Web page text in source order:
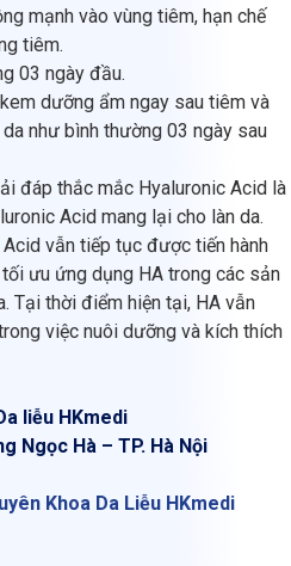
mạnh vào vùng tiêm, hạn chế
tiêm.
03 ngày đầu.
dưỡng ẩm ngay sau tiêm và
như bình thường 03 ngày sau
đáp thắc mắc Hyaluronic Acid là
Acid mang lại cho làn da.
vẫn tiếp tục được tiến hành
ưu ứng dụng HA trong các sản
Tại thời điểm hiện tại, HA vẫn
việc nuôi dưỡng và kích thích
liễu HKmedi
Ngọc Hà – TP. Hà Nội
Khoa Da Liễu HKmedi